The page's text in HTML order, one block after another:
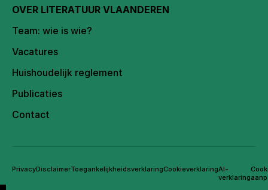
OVER LITERATUUR VLAANDEREN
Team: wie is wie?
Vacatures
Huishoudelijk reglement
Publicaties
Contact
PrivacyDisclaimerToegankelijkheidsverklaringCookieverklaringAI-
verklaring